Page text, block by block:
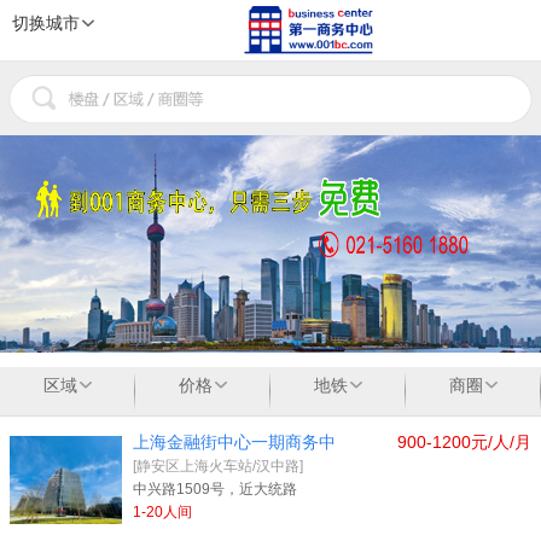
切换城市
区域 价格 地铁 商圈
900-1200元/人/月
上海金融街中心一期商务中
[静安区上海火车站/汉中路]
中兴路1509号，近大统路
1-20人间